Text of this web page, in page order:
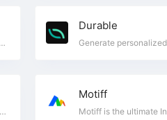
拍我AI是一个全新的AI视频创意平台，将您的创意和想象力转化为精彩的视频内容。在这里，你可以通过文字，图片等描述方式来创作精彩视频。此外平台还通过各种特效模版，内容灵感等的呈现来为你提供丰富的创意，帮助用户更好的创作内容。
Durable
Elevate your trading & investing with TrendSpider: the all-in-one platform for real-time data, time-saving automation & sophisticated market research.
Motiff